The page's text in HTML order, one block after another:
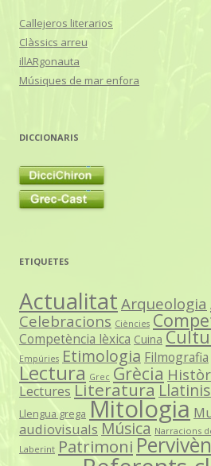
Callejeros literarios
Clàssics arreu
illARgonauta
Músiques de mar enfora
DICCIONARIS
ETIQUETES
ActualitatArqueologia
Celebracions Ciències
Competència lèxica Cuina
Empúries Etimologia Filmografia
Lectura Grec Grècia
Lectures Literatura
Llengua grega Mitologia
audiovisuals Música Narracions
Laberint Patrimoni